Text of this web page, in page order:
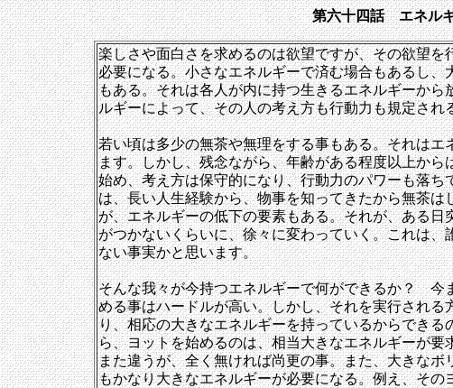
第六十四話 エネル
楽しさや面白さを求めるのは欲望ですが、その欲望を
必要になる。小さなエネルギーで済む場合もあるし
もある。それは各人が内に持つ生きるエネルギーから
ルギーによって、その人の考え方も行動力も規定され
若い頃は多少の無茶や無理をする事もある。それはエ
ます。しかし、残念ながら、年齢がある程度以上から
始め、考え方は保守的になり、行動力のパワーも落ち
は、長い人生経験から、物事を知ってきたから無茶は
が、エネルギーの低下の要素もある。それが、ある日
がつかないくらいに、徐々に変わっていく。これは
ない事実かと思います。
そんな我々が今持つエネルギーで何ができるか？ 今
める事はハードルが高い。しかし、それを実行される
り、相応の大きなエネルギーを持っているからでき
ら、ヨットを始めるのは、相当大きなエネルギーが
また違うが、全く無ければ尚更の事。また、大きな
もかなり大きなエネルギーが必要になる。例え、そ